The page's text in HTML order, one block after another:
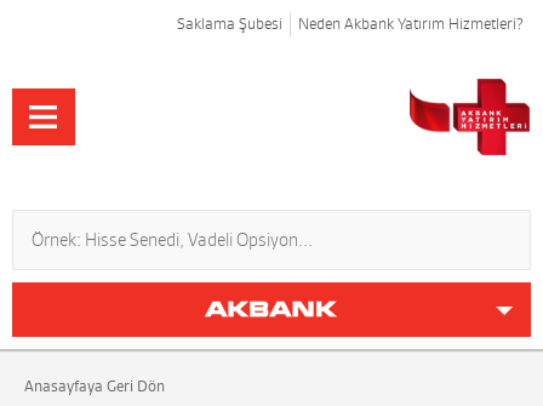
Saklama Şubesi Neden Akbank Yatırım Hizmetleri?
Anasayfaya Geri Dön